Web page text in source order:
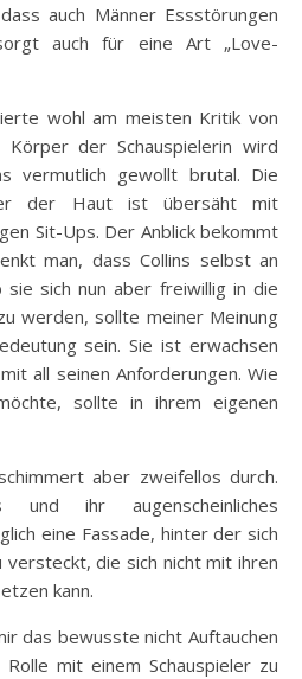
auch Männer Essstörungen
auch für eine Art „Love-
wohl am meisten Kritik von
der Schauspielerin wird
vermutlich gewollt brutal. Die
der Haut ist übersäht mit
Sit-Ups. Der Anblick bekommt
man, dass Collins selbst an
sich nun aber freiwillig in die
werden, sollte meiner Meinung
sein. Sie ist erwachsen
all seinen Anforderungen. Wie
sollte in ihrem eigenen
aber zweifellos durch.
ihr augenscheinliches
eine Fassade, hinter der sich
die sich nicht mit ihren
kann.
das bewusste nicht Auftauchen
mit einem Schauspieler zu